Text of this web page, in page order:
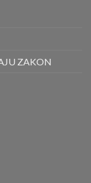
ZAKON